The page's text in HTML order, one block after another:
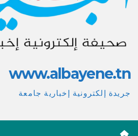
www.albayene.tn
جريدة إلكترونية إخبارية جامعة